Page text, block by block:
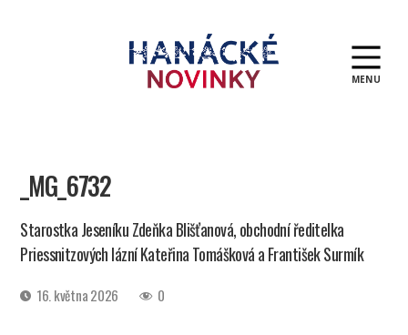
MENU
_MG_6732
Starostka Jeseníku Zdeňka Blišťanová, obchodní ředitelka
Priessnitzových lázní Kateřina Tomášková a František Surmík
Datum16. května 2026 0